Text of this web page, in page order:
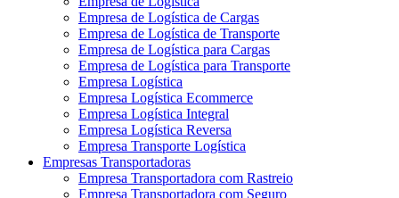
Empresa de Logística de Cargas
Empresa de Logística de Transporte
Empresa de Logística para Cargas
Empresa de Logística para Transporte
Empresa Logística
Empresa Logística Ecommerce
Empresa Logística Integral
Empresa Logística Reversa
Empresa Transporte Logística
Empresas Transportadoras
Empresa Transportadora com Rastreio
Empresa Transportadora com Seguro